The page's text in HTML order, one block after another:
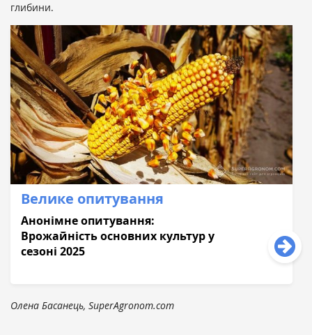
глибини.
Велике опитування
Анонімне опитування:
Врожайність основних культур у
сезоні 2025
Олена Басанець, SuperAgronom.com